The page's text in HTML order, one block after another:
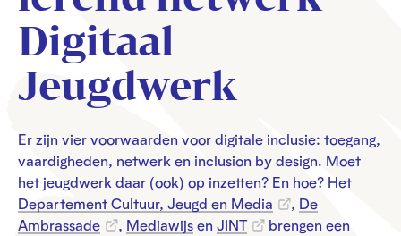
Digitaal
Jeugdwerk
Er zijn vier voorwaarden voor digitale inclusie: toegang,
vaardigheden, netwerk en inclusion by design. Moet
het jeugdwerk daar (ook) op inzetten? En hoe? Het
Departement Cultuur, Jeugd en Media
, De
Ambrassade
, Mediawijsen JINT
brengen een